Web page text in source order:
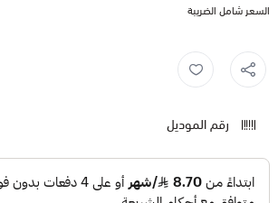
السعر شامل الضريبة
رقم الموديل